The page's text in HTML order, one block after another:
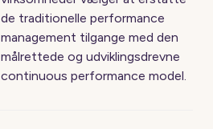
de traditionelle performance
management tilgange med den
målrettede og udviklingsdrevne
continuous performance model.